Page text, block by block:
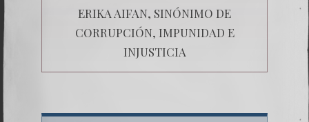
ERIKA AIFAN, SINÓNIMO DE
CORRUPCIÓN, IMPUNIDAD E
INJUSTICIA